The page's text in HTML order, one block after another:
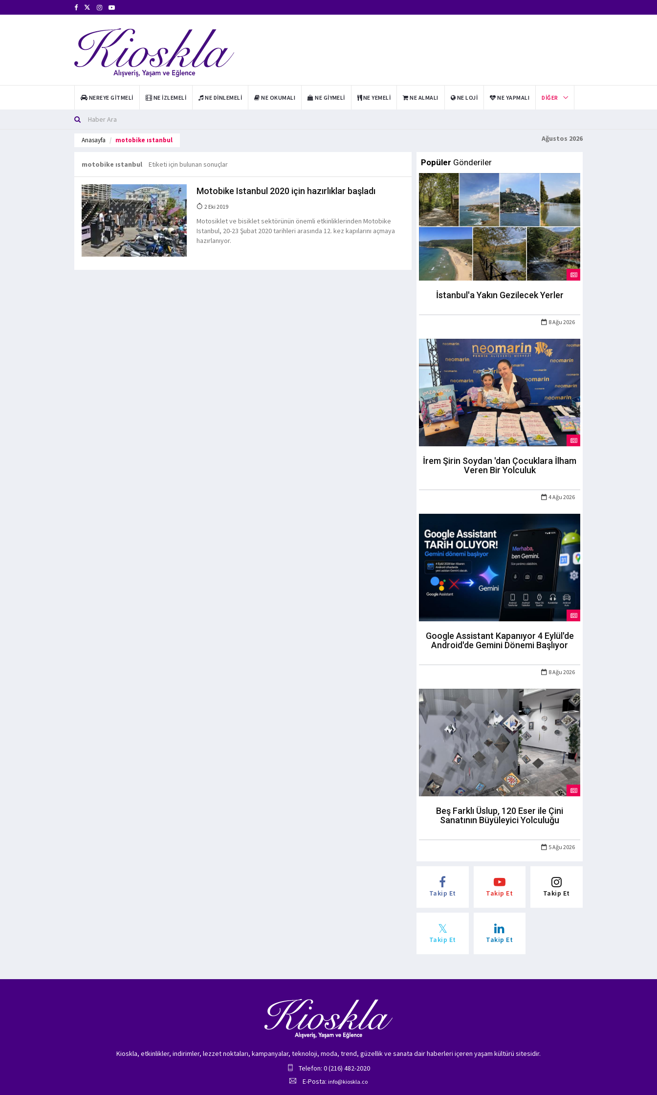
NEREYE GITMELI NE İZLEMELI NE DINLEMELI NE OKUMALI NE GIYMELI NE YEMELI NE ALMALI NE LOJI NE YAPMALI DIĞER
Anasayfa motobike ıstanbul Ağustos 2026
motobike ıstanbul Etiketi için bulunan sonuçlar
Motobike Istanbul 2020 için hazırlıklar başladı
2 Eki 2019
Motosiklet ve bisiklet sektörünün önemli etkinliklerinden Motobike
Istanbul, 20-23 Şubat 2020 tarihleri arasında 12. kez kapılarını açmaya
hazırlanıyor.
Popüler Gönderiler
İstanbul'a Yakın Gezilecek Yerler
8 Ağu 2026
İrem Şirin Soydan 'dan Çocuklara İlham
Veren Bir Yolculuk
4 Ağu 2026
Google Assistant Kapanıyor 4 Eylül'de
Android'de Gemini Dönemi Başlıyor
8 Ağu 2026
Beş Farklı Üslup, 120 Eser ile Çini
Sanatının Büyüleyici Yolculuğu
5 Ağu 2026
Takip Et Takip Et Takip Et
Takip Et Takip Et
Kioskla, etkinlikler, indirimler, lezzet noktaları, kampanyalar, teknoloji, moda, trend, güzellik ve sanata dair haberleri içeren yaşam kültürü sitesidir.
Telefon: 0 (216) 482-2020
E-Posta: info@kioskla.co